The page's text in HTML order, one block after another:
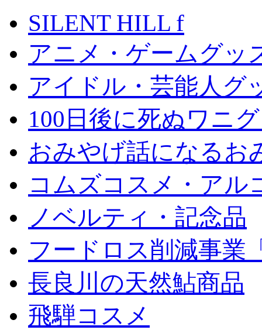
SILENT HILL f
アニメ・ゲームグッ
アイドル・芸能人グ
100日後に死ぬワニ
おみやげ話になるお
コムズコスメ・アル
ノベルティ・記念品
フードロス削減事業
長良川の天然鮎商品
飛騨コスメ